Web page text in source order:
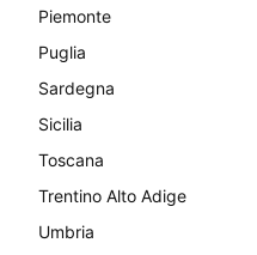
Piemonte
Puglia
Sardegna
Sicilia
Toscana
Trentino Alto Adige
Umbria